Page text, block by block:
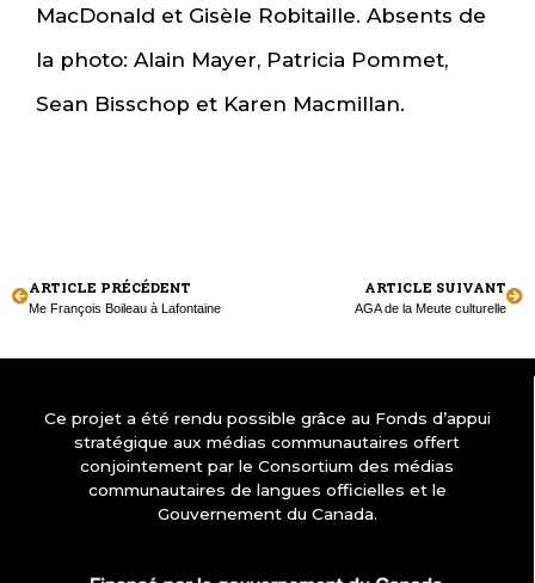
MacDonald et Gisèle Robitaille. Absents de
la photo: Alain Mayer, Patricia Pommet,
Sean Bisschop et Karen Macmillan.
ARTICLE PRÉCÉDENT
Me François Boileau à Lafontaine
ARTICLE SUIVANT
AGA de la Meute culturelle
Ce projet a été rendu possible grâce au Fonds d’appui
stratégique aux médias communautaires offert
conjointement par le Consortium des médias
communautaires de langues officielles et le
Gouvernement du Canada.